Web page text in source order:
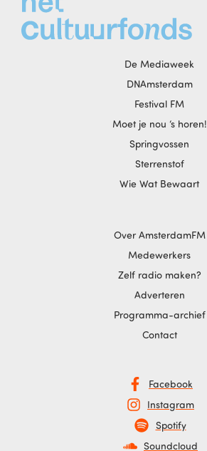
De Mediaweek
DNAmsterdam
Festival FM
Moet je nou ‘s horen!
Springvossen
Sterrenstof
Wie Wat Bewaart
Over AmsterdamFM
Medewerkers
Zelf radio maken?
Adverteren
Programma-archief
Contact
Facebook
Instagram
Spotify
Soundcloud